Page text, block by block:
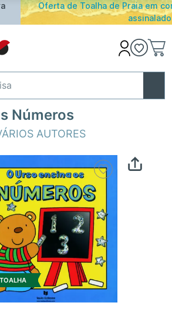
Praia em compras ≥ 30€ de artigos
assinalados
Números
AUTORES